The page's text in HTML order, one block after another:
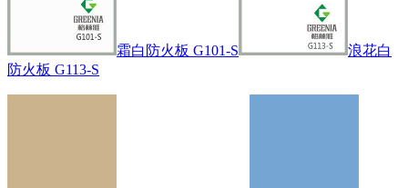
霜白防火板 G101-S
浪花白
防火板 G113-S